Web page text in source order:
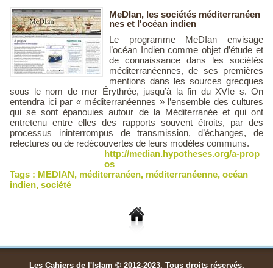
MeDIan, les sociétés méditerranéen
nes et l'océan indien
Le programme MeDIan envisage
l’océan Indien comme objet d’étude et
de connaissance dans les sociétés
méditerranéennes, de ses premières
mentions dans les sources grecques
sous le nom de mer Érythrée, jusqu’à la fin du XVIe s. On
entendra ici par « méditerranéennes » l’ensemble des cultures
qui se sont épanouies autour de la Méditerranée et qui ont
entretenu entre elles des rapports souvent étroits, par des
processus ininterrompus de transmission, d’échanges, de
relectures ou de redécouvertes de leurs modèles communs.
http://median.hypotheses.org/a-prop
os
Tags : MEDIAN, méditerranéen, méditerranéenne, océan
indien, société
Les Cahiers de l'Islam © 2012-2023. Tous droits réservés.